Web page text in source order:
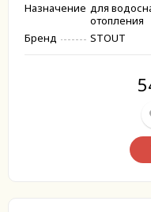
Назначение для
отопления
Бренд
STOUT